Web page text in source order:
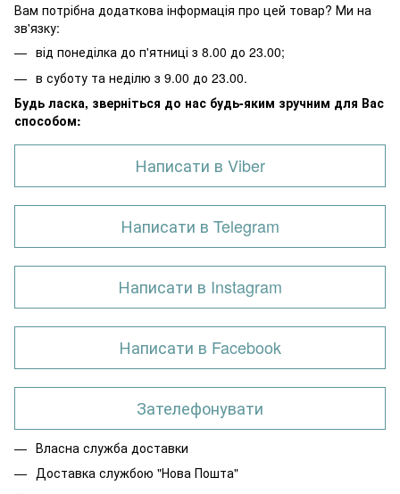
Вам потрібна додаткова інформація про цей товар? Ми на
зв'язку:
від понеділка до п'ятниці з 8.00 до 23.00;
в суботу та неділю з 9.00 до 23.00.
Будь ласка, зверніться до нас будь-яким зручним для Вас
способом:
Написати в Viber
Написати в Telegram
Написати в Instagram
Написати в Facebook
Зателефонувати
Власна служба доставки
Доставка службою "Нова Пошта"